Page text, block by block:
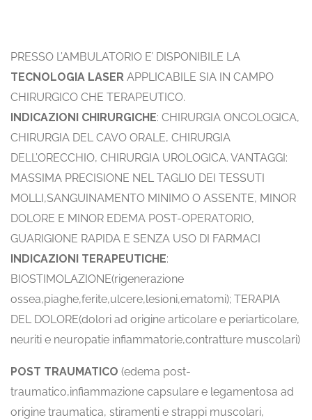
PRESSO L’AMBULATORIO E’ DISPONIBILE LA
TECNOLOGIA LASER APPLICABILE SIA IN CAMPO
CHIRURGICO CHE TERAPEUTICO.
INDICAZIONI CHIRURGICHE: CHIRURGIA ONCOLOGICA,
CHIRURGIA DEL CAVO ORALE, CHIRURGIA
DELL’ORECCHIO, CHIRURGIA UROLOGICA. VANTAGGI:
MASSIMA PRECISIONE NEL TAGLIO DEI TESSUTI
MOLLI,SANGUINAMENTO MINIMO O ASSENTE, MINOR
DOLORE E MINOR EDEMA POST-OPERATORIO,
GUARIGIONE RAPIDA E SENZA USO DI FARMACI
INDICAZIONI TERAPEUTICHE:
BIOSTIMOLAZIONE(rigenerazione
ossea,piaghe,ferite,ulcere,lesioni,ematomi); TERAPIA
DEL DOLORE(dolori ad origine articolare e periarticolare,
neuriti e neuropatie infiammatorie,contratture muscolari)
POST TRAUMATICO (edema post-
traumatico,infiammazione capsulare e legamentosa ad
origine traumatica, stiramenti e strappi muscolari,